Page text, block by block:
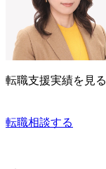
転職支援実績を見る
転職相談する